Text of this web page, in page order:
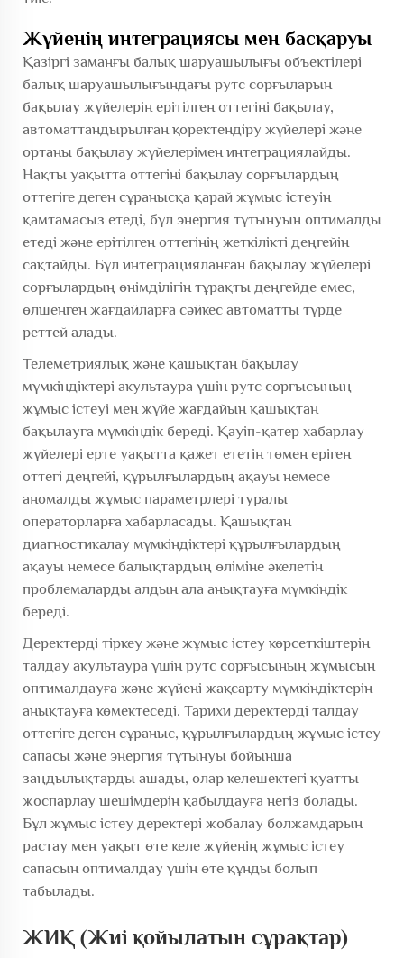
Жүйенің интеграциясы мен басқаруы
Қазіргі заманғы балық шаруашылығы объектілері
балық шаруашылығындағы рутс сорғыларын
бақылау жүйелерін ерітілген оттегіні бақылау,
автоматтандырылған қоректендіру жүйелері және
ортаны бақылау жүйелерімен интеграциялайды.
Нақты уақытта оттегіні бақылау сорғылардың
оттегіге деген сұранысқа қарай жұмыс істеуін
қамтамасыз етеді, бұл энергия тұтынуын оптималды
етеді және ерітілген оттегінің жеткілікті деңгейін
сақтайды. Бұл интеграцияланған бақылау жүйелері
сорғылардың өнімділігін тұрақты деңгейде емес,
өлшенген жағдайларға сәйкес автоматты түрде
реттей алады.
Телеметриялық және қашықтан бақылау
мүмкіндіктері акультаура үшін рутс сорғысының
жұмыс істеуі мен жүйе жағдайын қашықтан
бақылауға мүмкіндік береді. Қауіп-қатер хабарлау
жүйелері ерте уақытта қажет ететін төмен еріген
оттегі деңгейі, құрылғылардың ақауы немесе
аномалды жұмыс параметрлері туралы
операторларға хабарласады. Қашықтан
диагностикалау мүмкіндіктері құрылғылардың
ақауы немесе балықтардың өліміне әкелетін
проблемаларды алдын ала анықтауға мүмкіндік
береді.
Деректерді тіркеу және жұмыс істеу көрсеткіштерін
талдау акультаура үшін рутс сорғысының жұмысын
оптималдауға және жүйені жақсарту мүмкіндіктерін
анықтауға көмектеседі. Тарихи деректерді талдау
оттегіге деген сұраныс, құрылғылардың жұмыс істеу
сапасы және энергия тұтынуы бойынша
заңдылықтарды ашады, олар келешектегі қуатты
жоспарлау шешімдерін қабылдауға негіз болады.
Бұл жұмыс істеу деректері жобалау болжамдарын
растау мен уақыт өте келе жүйенің жұмыс істеу
сапасын оптималдау үшін өте құнды болып
табылады.
ЖИҚ (Жиі қойылатын сұрақтар)